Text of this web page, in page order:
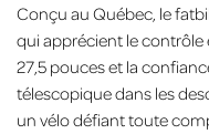
Conçu au Québec, le
qui apprécient le contrôle
27,5 pouces et la
télescopique dans les
un vélo défiant toute